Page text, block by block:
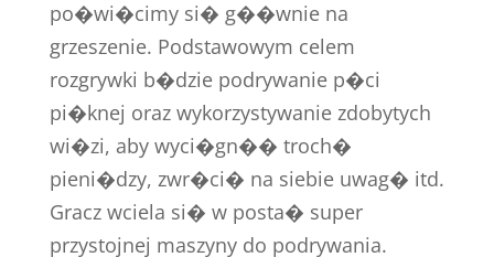
po�wi�cimy si� g��wnie na
grzeszenie. Podstawowym celem
rozgrywki b�dzie podrywanie p�ci
pi�knej oraz wykorzystywanie zdobytych
wi�zi, aby wyci�gn�� troch�
pieni�dzy, zwr�ci� na siebie uwag� itd.
Gracz wciela si� w posta� super
przystojnej maszyny do podrywania.